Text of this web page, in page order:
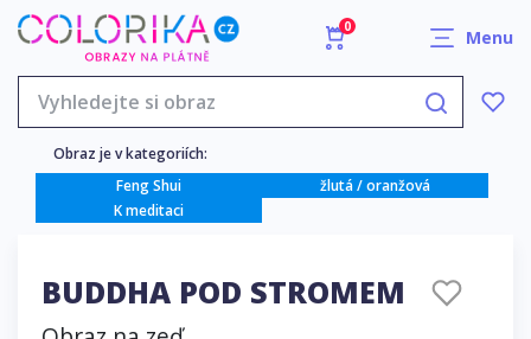
0 Menu
Obraz je v kategoriích:
Feng Shui
žlutá / oranžová
K meditaci
BUDDHA POD STROMEM